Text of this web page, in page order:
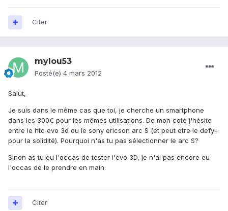
Citer
mylou53
Posté(e) 4 mars 2012
Salut,
Je suis dans le même cas que toi, je cherche un smartphone
dans les 300€ pour les mêmes utilisations. De mon coté j'hésite
entre le htc evo 3d ou le sony ericson arc S (et peut etre le defy+
pour la solidité). Pourquoi n'as tu pas sélectionner le arc S?
Sinon as tu eu l'occas de tester l'evo 3D, je n'ai pas encore eu
l'occas de le prendre en main.
Citer